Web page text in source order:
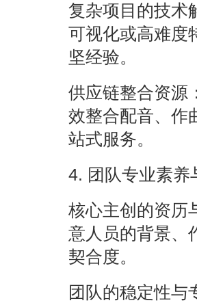
复杂项目的技术
可视化或高难度
坚经验。
供应链整合资源
效整合配音、作
站式服务。
4. 团队专业素养
核心主创的资历
意人员的背景、
契合度。
团队的稳定性与